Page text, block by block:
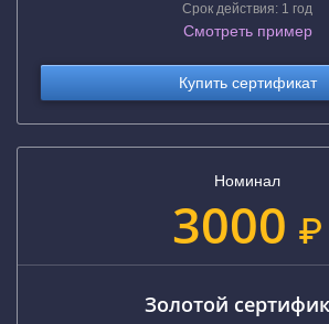
Срок действия: 1 год
Смотреть пример
Купить сертификат
Номинал
3000 ₽
Золотой